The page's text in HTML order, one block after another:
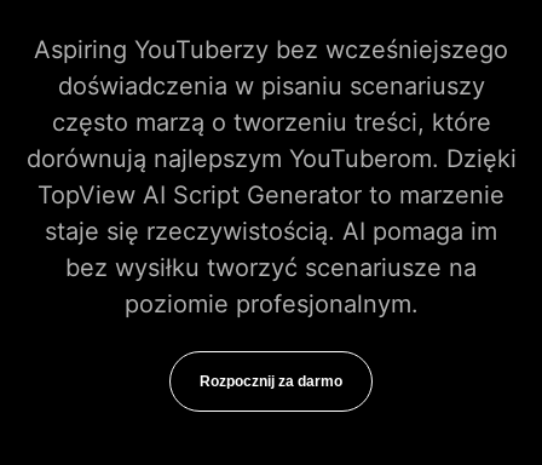
Aspiring YouTuberzy bez wcześniejszego
doświadczenia w pisaniu scenariuszy
często marzą o tworzeniu treści, które
dorównują najlepszym YouTuberom. Dzięki
TopView AI Script Generator to marzenie
staje się rzeczywistością. AI pomaga im
bez wysiłku tworzyć scenariusze na
poziomie profesjonalnym.
Rozpocznij za darmo